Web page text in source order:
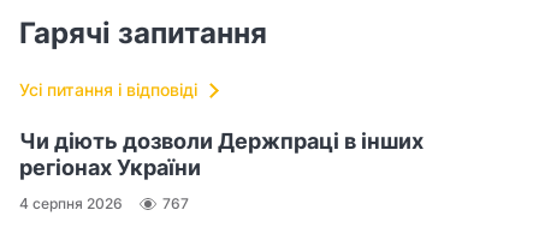
Гарячі запитання
Усі питання і відповіді
Чи діють дозволи Держпраці в інших
регіонах України
4 серпня 2026 767